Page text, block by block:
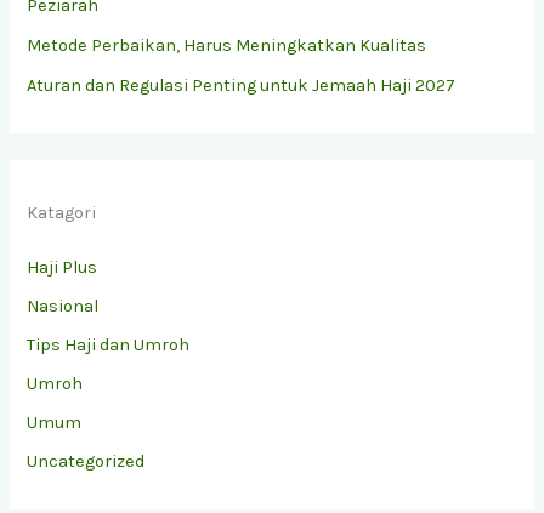
Peziarah
Metode Perbaikan, Harus Meningkatkan Kualitas
Aturan dan Regulasi Penting untuk Jemaah Haji 2027
Katagori
Haji Plus
Nasional
Tips Haji dan Umroh
Umroh
Umum
Uncategorized